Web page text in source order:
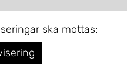
ska mottas: